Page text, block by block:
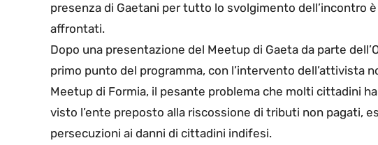
presenza di Gaetani per tutto lo svolgimento dell’incontro
affrontati.
Dopo una presentazione del Meetup di Gaeta da parte
primo punto del programma, con l’intervento dell’attivista
Meetup di Formia, il pesante problema che molti cittadini
visto l’ente preposto alla riscossione di tributi non pagati,
persecuzioni ai danni di cittadini indifesi.